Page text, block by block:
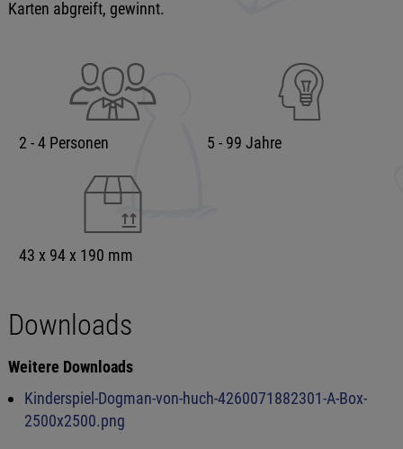
Karten abgreift, gewinnt.
2 - 4 Personen 5 - 99 Jahre
43 x 94 x 190 mm
Downloads
Weitere Downloads
Kinderspiel-Dogman-von-huch-4260071882301-A-Box-
2500x2500.png